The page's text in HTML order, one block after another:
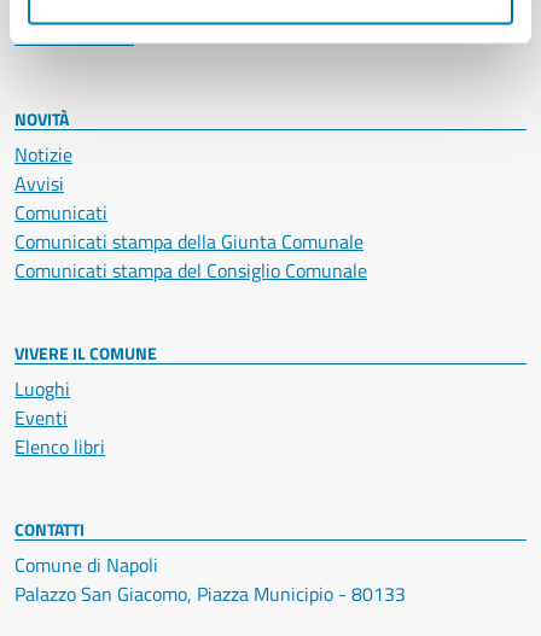
Vita lavorativa
NOVITÀ
Notizie
Avvisi
Comunicati
Comunicati stampa della Giunta Comunale
Comunicati stampa del Consiglio Comunale
VIVERE IL COMUNE
Luoghi
Eventi
Elenco libri
CONTATTI
Comune di Napoli
Palazzo San Giacomo, Piazza Municipio - 80133